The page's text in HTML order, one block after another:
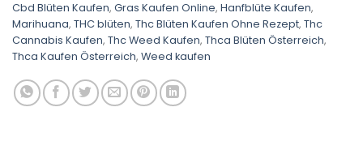
Cbd Blüten Kaufen, Gras Kaufen Online, Hanfblüte Kaufen,
Marihuana, THC blüten, Thc Blüten Kaufen Ohne Rezept, Thc
Cannabis Kaufen, Thc Weed Kaufen, Thca Blüten Österreich,
Thca Kaufen Österreich, Weed kaufen